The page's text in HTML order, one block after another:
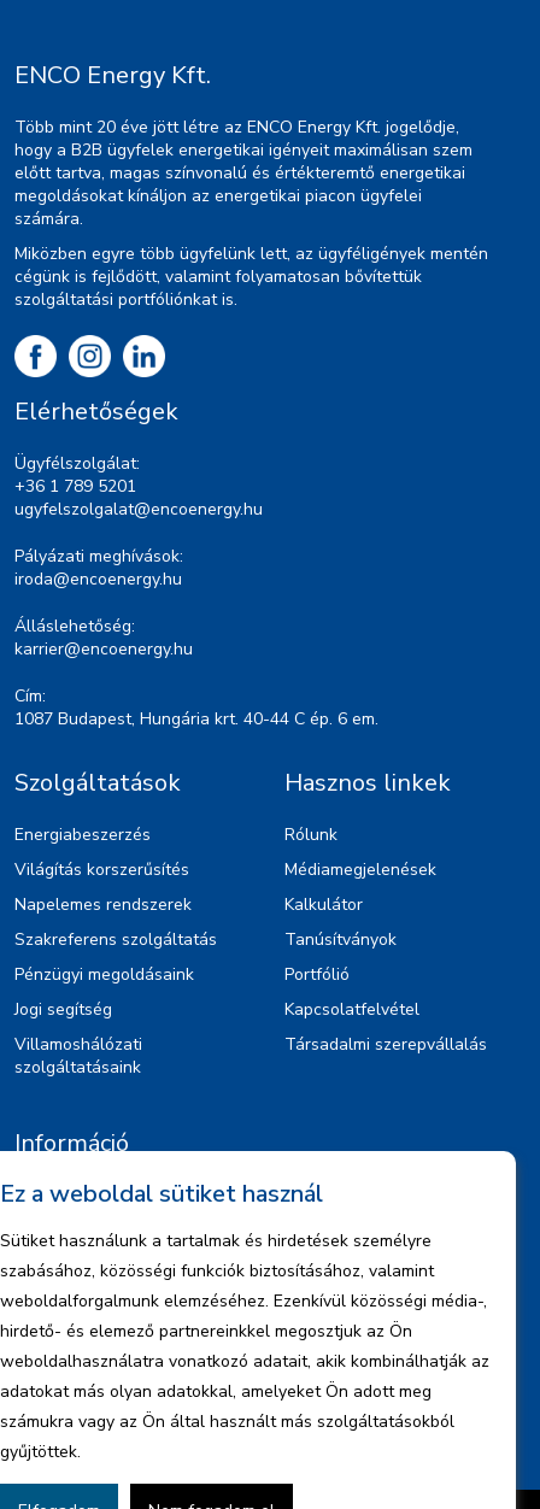
ENCO Energy Kft.
Több mint 20 éve jött létre az ENCO Energy Kft. jogelődje,
hogy a B2B ügyfelek energetikai igényeit maximálisan szem
előtt tartva, magas színvonalú és értékteremtő energetikai
megoldásokat kínáljon az energetikai piacon ügyfelei
számára.
Miközben egyre több ügyfelünk lett, az ügyféligények mentén
cégünk is fejlődött, valamint folyamatosan bővítettük
szolgáltatási portfóliónkat is.
Elérhetőségek
Ügyfélszolgálat:
+36 1 789 5201
ugyfelszolgalat@encoenergy.hu
Pályázati meghívások:
iroda@encoenergy.hu
Álláslehetőség:
karrier@encoenergy.hu
Cím:
1087 Budapest, Hungária krt. 40-44 C ép. 6 em.
Szolgáltatások
Energiabeszerzés
Világítás korszerűsítés
Napelemes rendszerek
Szakreferens szolgáltatás
Pénzügyi megoldásaink
Jogi segítség
Villamoshálózati
szolgáltatásaink
Hasznos linkek
Rólunk
Médiamegjelenések
Kalkulátor
Tanúsítványok
Portfólió
Kapcsolatfelvétel
Társadalmi szerepvállalás
Információ
Kiajánlók
Jognyilatkozat
Szerzői jogok
Adatkezelési tájékoztató
Céginformáció
Jelentések
Ez a weboldal sütiket használ
Sütiket használunk a tartalmak és hirdetések személyre
szabásához, közösségi funkciók biztosításához, valamint
weboldalforgalmunk elemzéséhez. Ezenkívül közösségi média-,
hirdető- és elemező partnereinkkel megosztjuk az Ön
weboldalhasználatra vonatkozó adatait, akik kombinálhatják az
adatokat más olyan adatokkal, amelyeket Ön adott meg
számukra vagy az Ön által használt más szolgáltatásokból
gyűjtöttek.